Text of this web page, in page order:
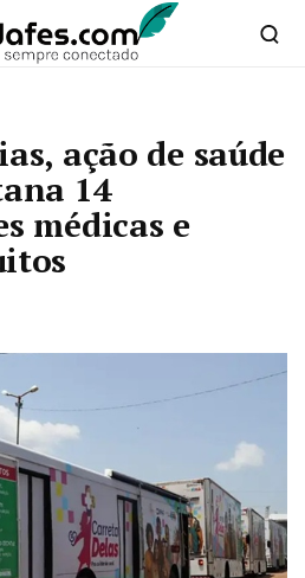
ação de saúde
14
médicas e